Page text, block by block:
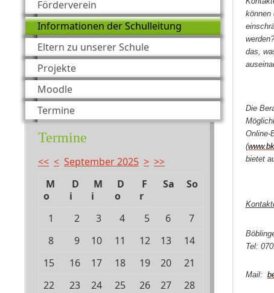
Förderverein
Informationen der Schulleitung
Eltern zu unserer Schule
Projekte
Moodle
Termine
Termine
<< < September 2025 > >>
M
o
D
i
M
i
D
o
F
r
Sa So
1 2 3 4 5 6
7
8
9 10 11 12 13
14
15
16 17 18 19 20
21
22
23 24 25 26 27
28
können
das,
Die
Online-
(
bietet
Tel:
Mail: